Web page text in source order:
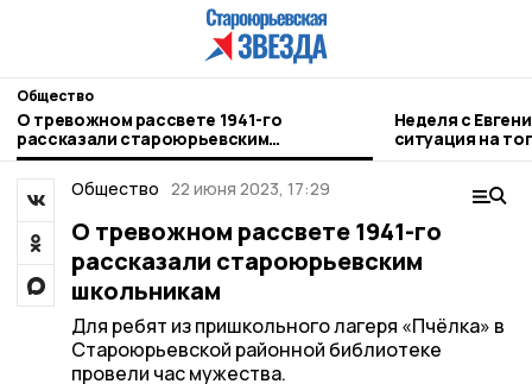
Общество
О тревожном рассвете 1941-го
рассказали староюрьевским
школьникам
Неделя с
ситуация на
городе и
Общество 22 июня 2023, 17:29
О тревожном рассвете 1941-го
рассказали староюрьевским
школьникам
Для ребят из пришкольного лагеря «Пчёлка» в
Староюрьевской районной библиотеке
провели час мужества.